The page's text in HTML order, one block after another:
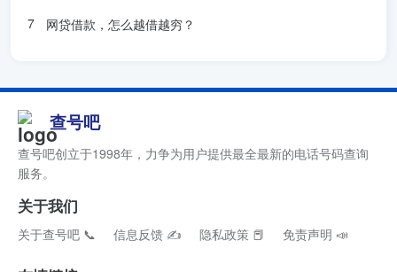
网贷借款，怎么越借越穷？
查号吧
查号吧创立于1998年，力争为用户提供最全最新的电话号码查询
服务。
关于我们
关于查号吧 📞 信息反馈 ✍ 隐私政策 📕 免责声明 📣